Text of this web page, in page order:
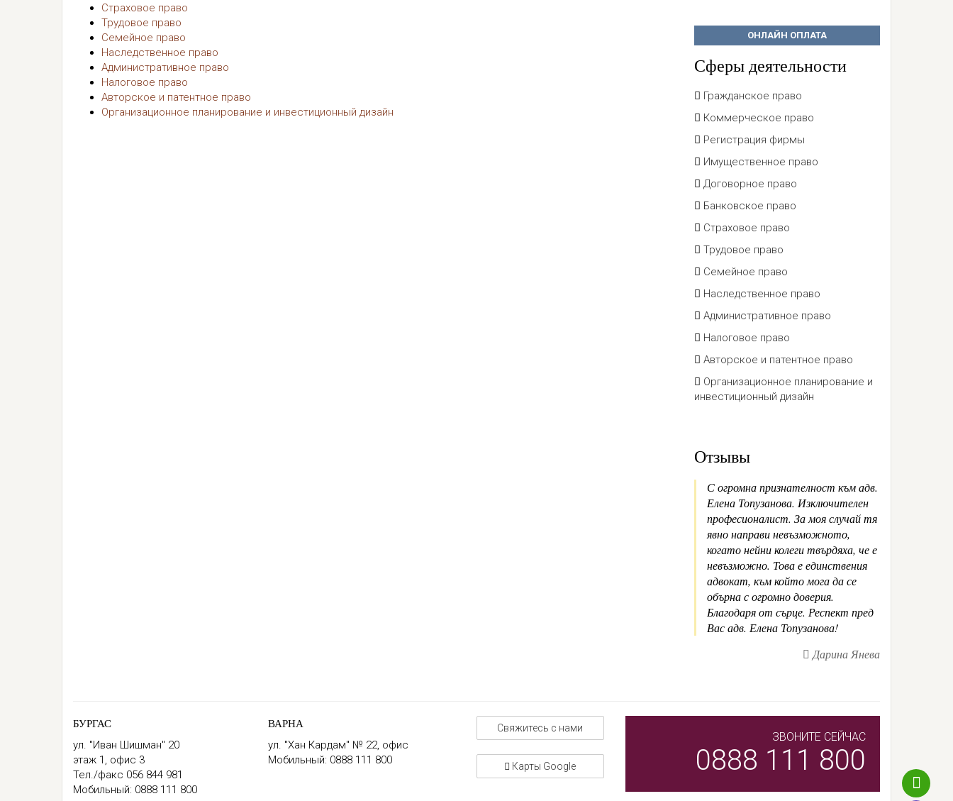
Страховое право
Трудовое право
Семейное право
Наследственное право
Административное право
Налоговое право
Авторское и патентное право
Организационное планирование и инвестиционный дизайн
ОНЛАЙН ОПЛАТА
Сферы деятельности
Гражданское право
Коммерческое право
Регистрация фирмы
Имущественное право
Договорное право
Банковское право
Страховое право
Трудовое право
Семейное право
Наследственное право
Административное право
Налоговое право
Авторское и патентное право
Организационное планирование и
инвестиционный дизайн
Отзывы
С огромна признателност към адв.
Елена Топузанова. Изключителен
професионалист. За моя случай тя
явно направи невъзможното,
когато нейни колеги твърдяха, че е
невъзможно. Това е единствения
адвокат, към който мога да се
обърна с огромно доверия.
Благодаря от сърце. Респект пред
Вас адв. Елена Топузанова!
Дарина Янева
БУРГАС
ул. "Иван Шишман" 20
этаж 1, офис 3
Тел./факс 056 844 981
Мобильный: 0888 111 800
ВАРНА
ул. "Хан Кардам" № 22, офис
Мобильный: 0888 111 800
Свяжитесь с нами
Карты Google
ЗВОНИТЕ СЕЙЧАС
0888 111 800